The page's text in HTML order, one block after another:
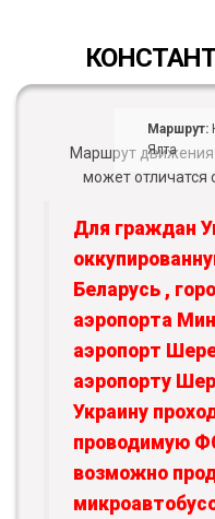
Маршрут:
Ялта
Маршрут движения
может отличатся
Для граждан
Беларусь ,
аэропорта
аэропорт
аэропорту
Украину
проводимую
возможно